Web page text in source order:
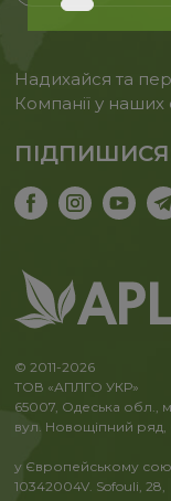
Надихайся та
Компанії у
© 2011-2026
ТОВ «АПЛГО УКР»
65007, Одеська обл.,
вул. Новощіпний ряд,
у Європейському
10342004V. Sofouli, 28,